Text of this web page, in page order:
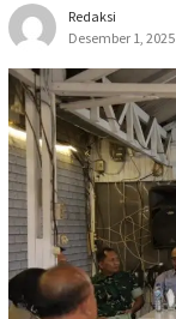
Redaksi
Desember 1, 2025